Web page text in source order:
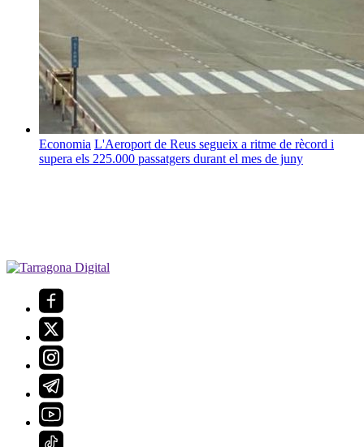
Economia L'Aeroport de Reus segueix a ritme de rècord i
supera els 225.000 passatgers durant el mes de juny